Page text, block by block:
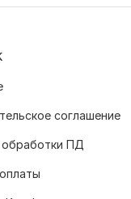
соглашение
обработки ПД